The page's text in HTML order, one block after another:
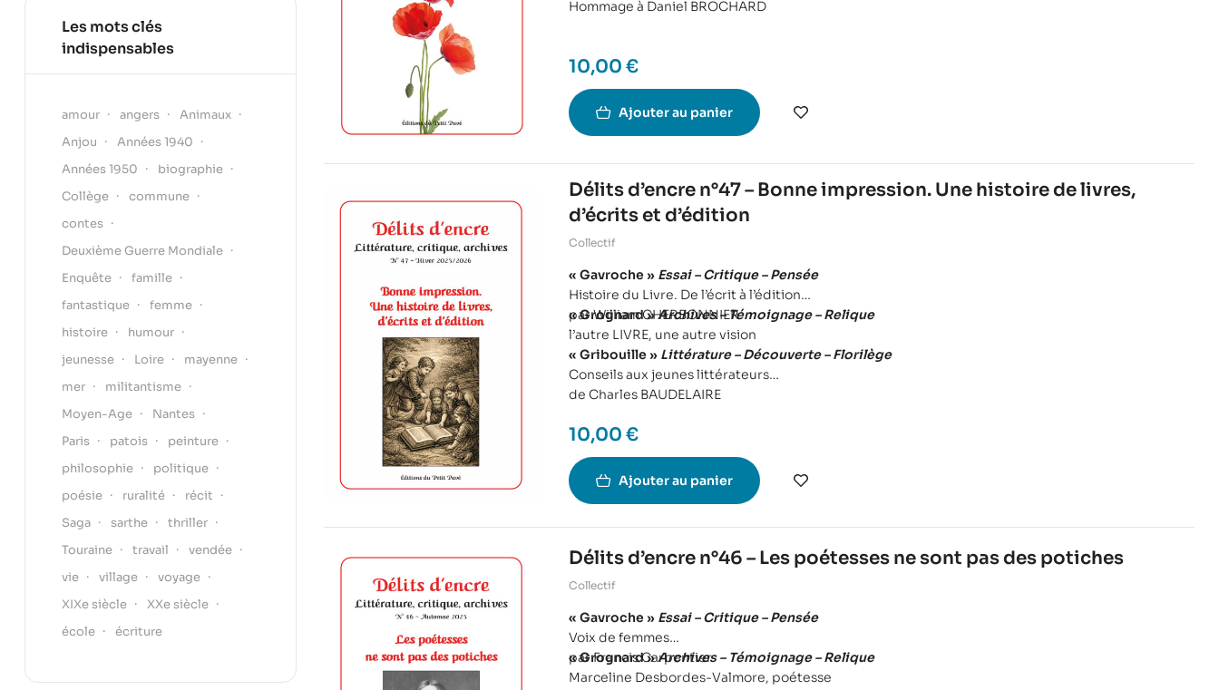
défense des enfants et adolescents victimes de prédation sexuelle. Autant de scandales
Hommage à Daniel BROCHARD
10,00 €
Ajouter au panier
Délits d’encre n°47 – Bonne impression. Une histoire de livres,
d’écrits et d’édition
Collectif
« Gavroche » Essai – Critique – Pensée
Histoire du Livre. De l’écrit à l’édition
par William CHERBONNIER
« Grognard »Archives – Témoignage – Relique
l’autre LIVRE, une autre vision
« Gribouille » Littérature – Découverte – Florilège
Conseils aux jeunes littérateurs
de Charles BAUDELAIRE
10,00 €
Ajouter au panier
Délits d’encre n°46 – Les poétesses ne sont pas des potiches
Collectif
« Gavroche » Essai – Critique – Pensée
Voix de femmes
par Francis Carpentier
« Grognard »Archives – Témoignage – Relique
Marceline Desbordes-Valmore, poétesse
Les mots clés
indispensables
amour angers
Animaux
Anjou
Années 1940
Années 1950
biographie
Collège
commune
contes
Deuxième Guerre Mondiale
Enquête
famille
fantastique
femme
histoire
humour
jeunesse
Loire
mayenne
mer
militantisme
Moyen-Age
Nantes
Paris
patois
peinture
philosophie
politique
poésie
ruralité
récit
Saga
sarthe
thriller
Touraine
travail
vendée
vie
village
voyage
XIXe siècle
XXe siècle
école
écriture